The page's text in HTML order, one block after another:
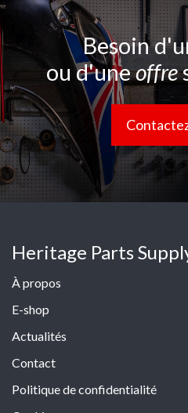
Besoin
ou d'uneoffre
Heritage Parts
À propos
E-shop
Actualités
Contact
Politique de confidentialité